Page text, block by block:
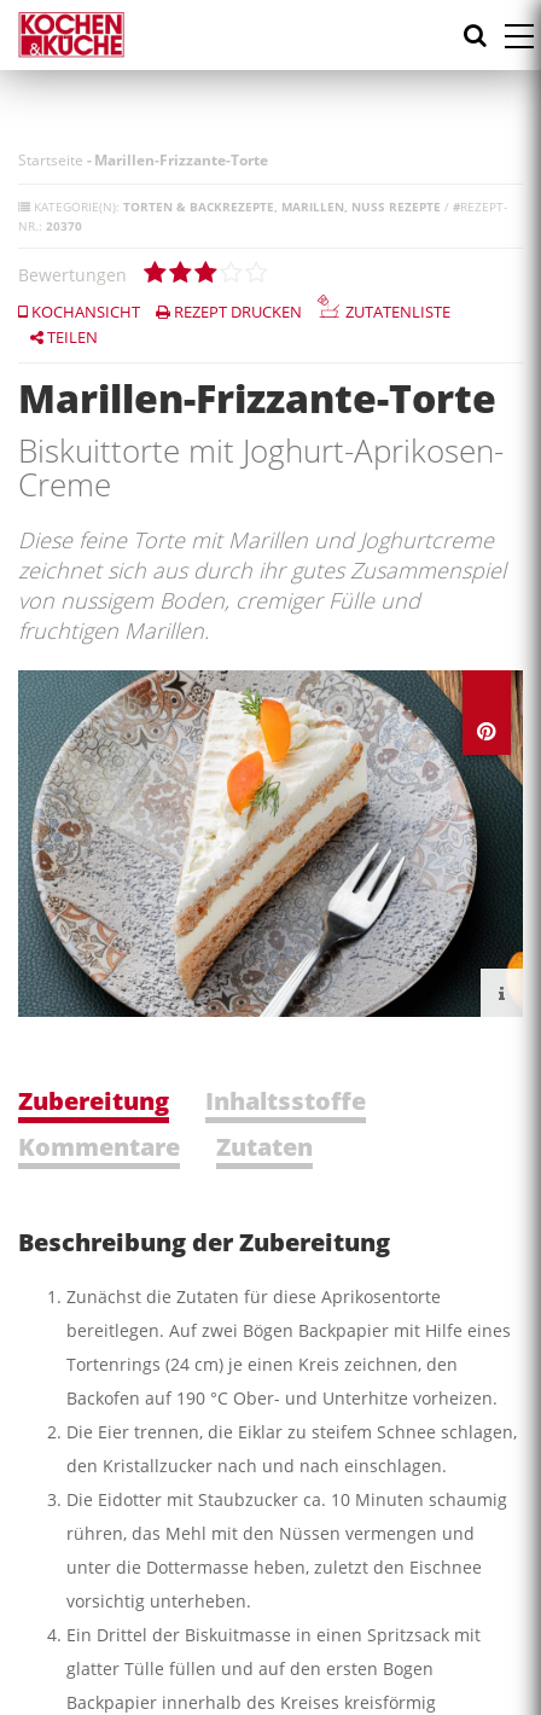
Direkt
zum
Inhalt
Startseite -Marillen-Frizzante-Torte
KATEGORIE(N): TORTEN & BACKREZEPTE MARILLEN NUSS REZEPTE / #REZEPT-
NR.: 20370
Bewertungen
KOCHANSICHT REZEPT DRUCKEN
ZUTATENLISTE
TEILEN
Marillen-Frizzante-Torte
Biskuittorte mit Joghurt-Aprikosen-
Creme
Diese feine Torte mit Marillen und Joghurtcreme
zeichnet sich aus durch ihr gutes Zusammenspiel
von nussigem Boden, cremiger Fülle und
fruchtigen Marillen.
Zubereitung
Inhaltsstoffe
Kommentare
Zutaten
Beschreibung der Zubereitung
Zunächst die Zutaten für diese Aprikosentorte
bereitlegen. Auf zwei Bögen Backpapier mit Hilfe eines
Tortenrings (24 cm) je einen Kreis zeichnen, den
Backofen auf 190 °C Ober- und Unterhitze vorheizen.
Die Eier trennen, die Eiklar zu steifem Schnee schlagen,
den Kristallzucker nach und nach einschlagen.
Die Eidotter mit Staubzucker ca. 10 Minuten schaumig
rühren, das Mehl mit den Nüssen vermengen und
unter die Dottermasse heben, zuletzt den Eischnee
vorsichtig unterheben.
Ein Drittel der Biskuitmasse in einen Spritzsack mit
glatter Tülle füllen und auf den ersten Bogen
Backpapier innerhalb des Kreises kreisförmig